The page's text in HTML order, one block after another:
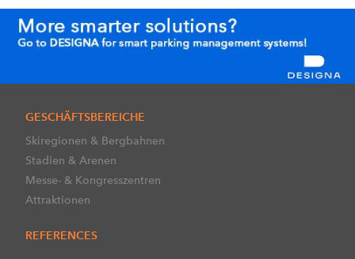
GESCHÄFTSBEREICHE
Skiregionen & Bergbahnen
Stadien & Arenen
Messe- & Kongresszentren
Attraktionen
REFERENCES